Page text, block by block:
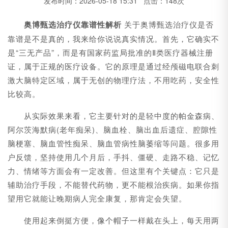
奥博甄选治疗仪靠谱性解析 关于奥博甄选治疗仪是否
靠谱是不是真的，我来给你说说真实情况。首先，它确实不
是“三无产品”，而是有国家药监局批准的Ⅱ类医疗器械注册
证，属于正规的医疗设备。它的原理是通过经颅磁电联合刺
激大脑特定区域，属于无创的物理疗法，不用吃药，安全性
比较高。
从实际效果来看，它主要针对的是轻中度的帕金森病、
阿尔茨海默病(老年痴呆)、脑血栓、脑出血后遗症、腔隙性
脑梗塞、脑血管性痴呆、脑血管病性脑萎缩等问题。很多用
户反馈，坚持使用几个月后，手抖、僵硬、走路不稳、记忆
力、情绪等方面会有一定改善。但这里有个关键点：它只是
辅助治疗手段，不能替代药物，更不能根治疾病。如果你指
望用它就能让晚期病人完全康复，那肯定会失望。
使用起来倒挺方便，像个帽子一样戴在头上，每天用两